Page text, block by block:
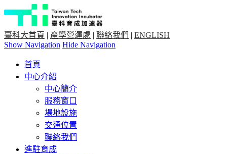
臺科大首頁 | 產學營運處 | 聯絡我們 | ENGLISH
Show Navigation Hide Navigation
首頁
中心介紹
中心簡介
服務窗口
場地設施
交通位置
聯絡我們
進駐育成